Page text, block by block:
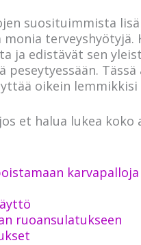
suosituimmista
ja edistävät sen
peseytyessään.
oikein
et halua lukea koko
karvapalloja
ruoansulatukseen